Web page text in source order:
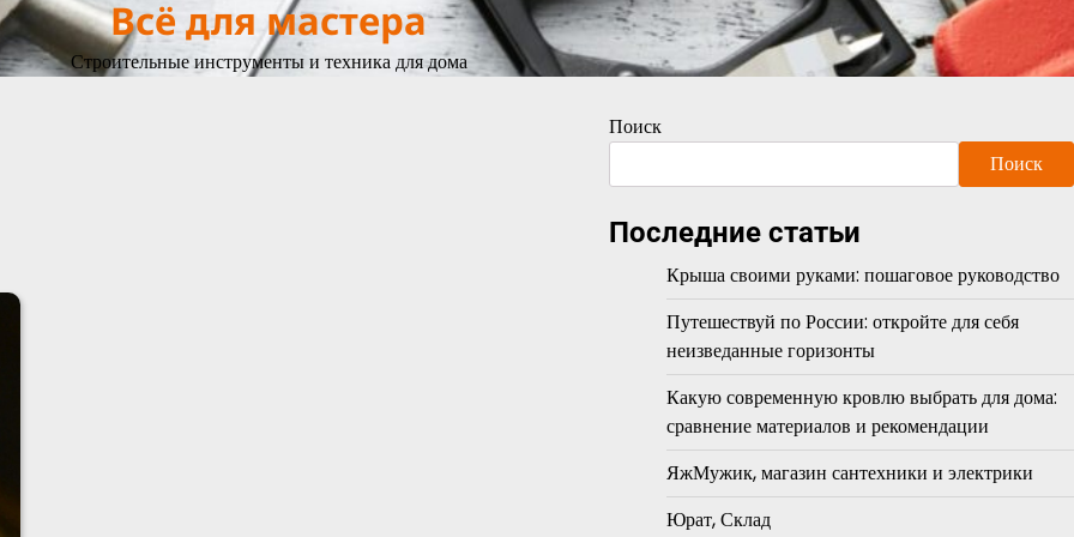
Всё для мастера
Строительные инструменты и техника для дома
Поиск
Поиск
Последние статьи
Крыша своими руками: пошаговое руководство
Путешествуй по России: откройте для себя
неизведанные горизонты
Какую современную кровлю выбрать для дома:
сравнение материалов и рекомендации
ЯжМужик, магазин сантехники и электрики
Юрат, Склад